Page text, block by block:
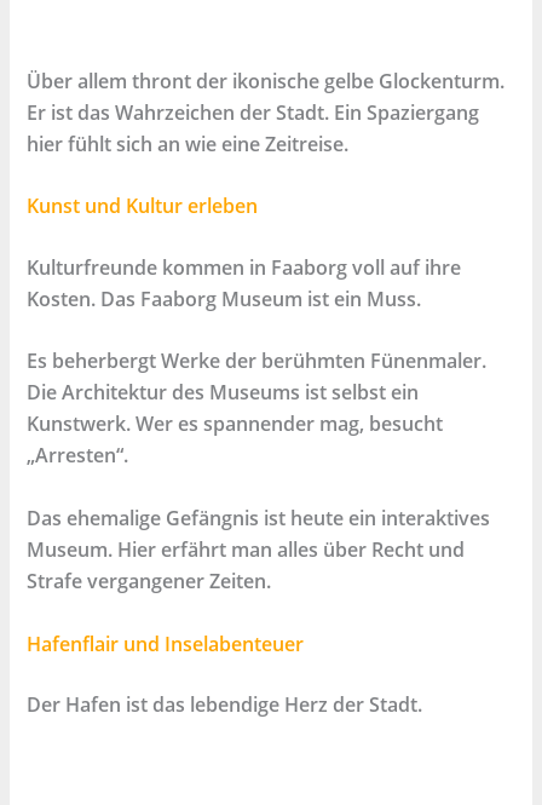
Über allem thront der ikonische gelbe Glockenturm.
Er ist das Wahrzeichen der Stadt. Ein Spaziergang
hier fühlt sich an wie eine Zeitreise.
Kunst und Kultur erleben
​Kulturfreunde kommen in Faaborg voll auf ihre
Kosten. Das Faaborg Museum ist ein Muss.
Es beherbergt Werke der berühmten Fünenmaler.
Die Architektur des Museums ist selbst ein
Kunstwerk. Wer es spannender mag, besucht
„Arresten“.
Das ehemalige Gefängnis ist heute ein interaktives
Museum. Hier erfährt man alles über Recht und
Strafe vergangener Zeiten.
Hafenflair und Inselabenteuer
​Der Hafen ist das lebendige Herz der Stadt.